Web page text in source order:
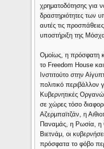
χρηματοδότησης για
δραστηριότητες των
αυτές τις
υποστήριξη της
Ομοίως, η πρόσφατη
το Freedom House
Ινστιτούτο στην
πολιτικό περιβάλλον
Κυβερνητικές
σε χώρες τόσο
Αζερμπαϊτζάν, η
Παναμάς, η Ρωσία, η
Βιετνάμ, οι
πρόσφατα το φόβο